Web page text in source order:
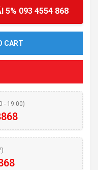
5% 093 4554 868
CART
- 19:00)